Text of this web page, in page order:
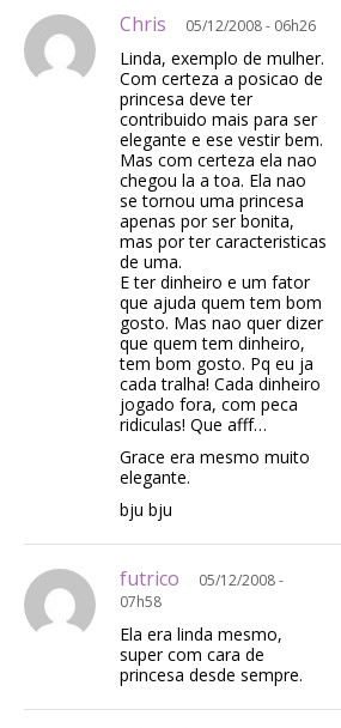
Chris 05/12/2008 - 06h26
Linda, exemplo de mulher.
Com certeza a posicao de
princesa deve ter
contribuido mais para ser
elegante e ese vestir bem.
Mas com certeza ela nao
chegou la a toa. Ela nao
se tornou uma princesa
apenas por ser bonita,
mas por ter caracteristicas
de uma.
E ter dinheiro e um fator
que ajuda quem tem bom
gosto. Mas nao quer dizer
que quem tem dinheiro,
tem bom gosto. Pq eu ja
cada tralha! Cada dinheiro
jogado fora, com peca
ridiculas! Que afff…
Grace era mesmo muito
elegante.
bju bju
futrico
05/12/2008 -
07h58
Ela era linda mesmo,
super com cara de
princesa desde sempre.